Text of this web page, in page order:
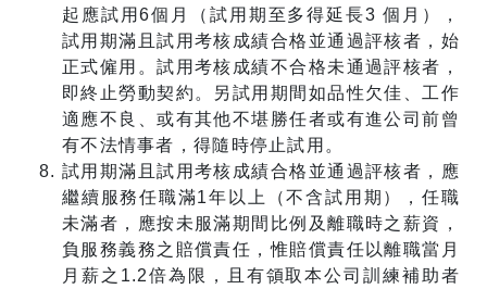
起應試用6個月（試用期至多得延長3 個月），
試用期滿且試用考核成績合格並通過評核者，始
正式僱用。試用考核成績不合格未通過評核者，
即終止勞動契約。另試用期間如品性欠佳、工作
適應不良、或有其他不堪勝任者或有進公司前曾
有不法情事者，得隨時停止試用。
試用期滿且試用考核成績合格並通過評核者，應
繼續服務任職滿1年以上（不含試用期），任職
未滿者，應按未服滿期間比例及離職時之薪資，
負服務義務之賠償責任，惟賠償責任以離職當月
月薪之1.2倍為限，且有領取本公司訓練補助者